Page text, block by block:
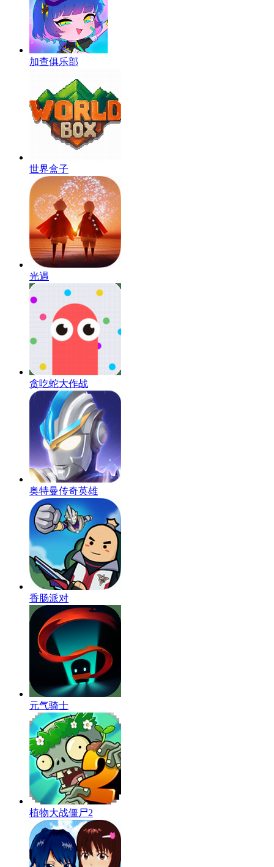
加查俱乐部
世界盒子
光遇
贪吃蛇大作战
奥特曼传奇英雄
香肠派对
元气骑士
植物大战僵尸2